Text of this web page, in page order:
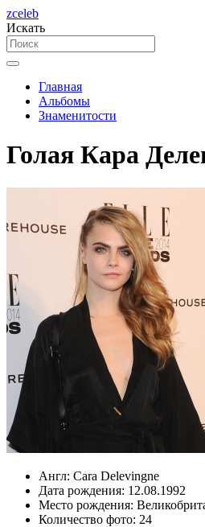
zceleb
Искать
Главная
Альбомы
Знаменитости
Голая Кара
Англ: Cara Delevingne
Дата рождения: 12.08.1992
Место рождения:
Количество фото: 24